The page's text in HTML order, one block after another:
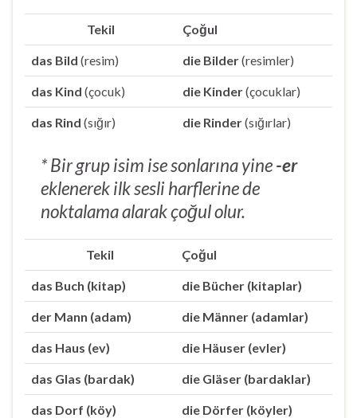
Tekil Çoğul
das Bild (resim) die Bilder(resimler)
das Kind (çocuk) die Kinder(çocuklar)
das Rind (sığır) die Rinder(sığırlar)
* Bir grup isim ise sonlarına yine-er
eklenerek ilk sesli harflerine de
noktalama alarak çoğul olur.
Tekil Çoğul
das Buch (kitap) die Bücher (kitaplar)
der Mann (adam) die Männer (adamlar)
das Haus (ev) die Häuser (evler)
das Glas (bardak) die Gläser (bardaklar)
das Dorf (köy) die Dörfer (köyler)